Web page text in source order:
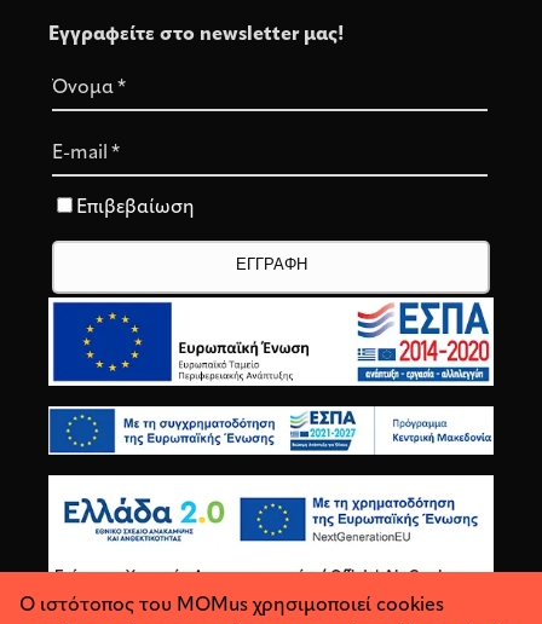
Εγγραφείτε στο newsletter μας!
Όνομα*
E-mail *
Επιβεβαίωση
Ο ιστότοπος του MOMus χρησιμοποιεί cookies